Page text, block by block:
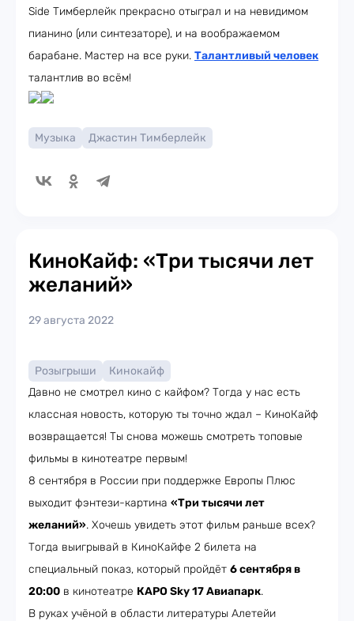
Side Тимберлейк прекрасно отыграл и на невидимом
пианино (или синтезаторе), и на воображаемом
барабане. Мастер на все руки. Талантливый человек
талантлив во всём!
Музыка Джастин Тимберлейк
КиноКайф: «Три тысячи лет
желаний»
29 августа 2022
Розыгрыши
Кинокайф
Давно не смотрел кино с кайфом? Тогда у нас есть
классная новость, которую ты точно ждал – КиноКайф
возвращается! Ты снова можешь смотреть топовые
фильмы в кинотеатре первым!
8 сентября в России при поддержке Европы Плюс
выходит фэнтези-картина «Три тысячи лет
желаний». Хочешь увидеть этот фильм раньше всех?
Тогда выигрывай в КиноКайфе 2 билета на
специальный показ, который пройдёт 6 сентября в
20:00 в кинотеатре КАРО Sky 17 Авиапарк.
В руках учёной в области литературы Алетейи